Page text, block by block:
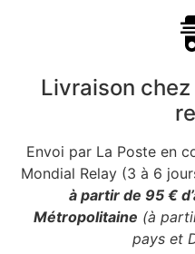
Livraison
Envoi par La Poste en
Mondial Relay (3 à 6
à partir de 95 €
Métropolitaine (à
pays et